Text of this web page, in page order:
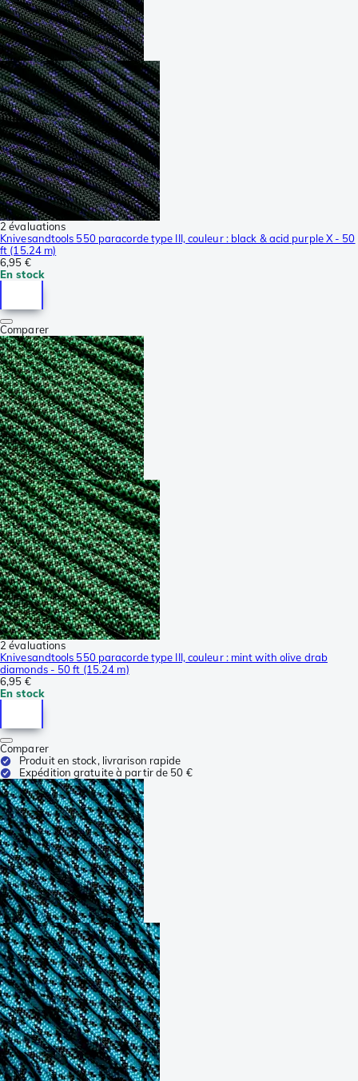
2 évaluations
Knivesandtools 550 paracorde type III, couleur : black & acid purple X - 50
ft (15.24 m)
6,95 €
En stock
Comparer
2 évaluations
Knivesandtools 550 paracorde type III, couleur : mint with olive drab
diamonds - 50 ft (15.24 m)
6,95 €
En stock
Comparer
Produit en stock, livrarison rapide
Expédition gratuite à partir de 50 €